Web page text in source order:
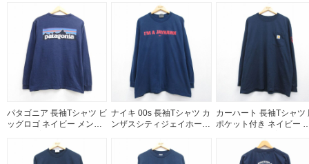
パタゴニア 長袖Tシャツ ビ
ッグロゴ ネイビー メンズL
ナイキ 00s 長袖Tシャツ カ
ンザスシティジェイホーク
カーハート 長袖Tシャツ
ポケット付き ネイビー